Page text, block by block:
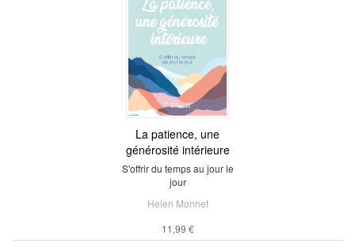
La patience, une
générosité intérieure
S'offrir du temps au jour le
jour
Helen Monnet
11,99 €